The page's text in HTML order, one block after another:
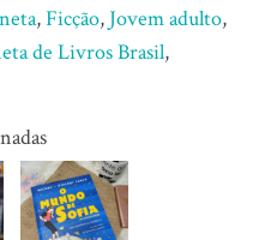
,Ficção, Jovem adulto,
de Livros Brasil,